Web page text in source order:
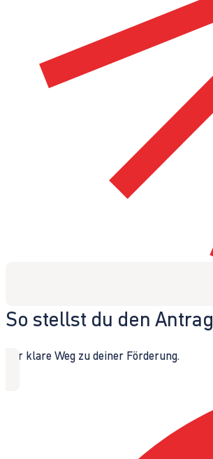
So stellst du den Antrag
Der klare Weg zu deiner Förderung.